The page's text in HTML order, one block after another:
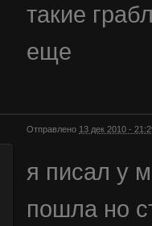
такие
еще
Отправлено 13 дек 2010 -
я писал у
пошла но